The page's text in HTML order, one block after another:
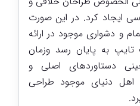
ایجاد کرد. در این صورت
و دشواری موجود در ارائه
به پایان رسد وزمان
دستاوردهای اصلی و
اهل دنیای موجود طراحی